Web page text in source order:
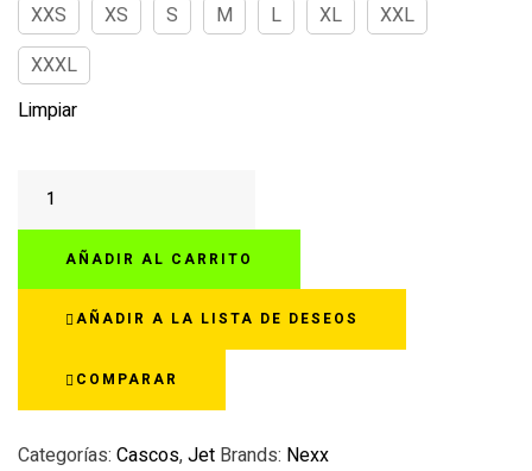
XXS XS S M L XL
XXL
XXXL
Limpiar
NEXX
Y.10
DENIM
cantidad
AÑADIR AL CARRITO
AÑADIR A LA LISTA DE DESEOS
COMPARAR
Categorías: Cascos,Jet Brands: Nexx